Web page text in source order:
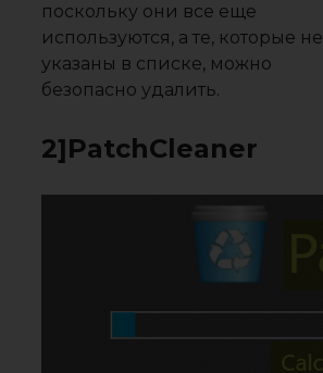
поскольку они все еще
используются, а те, которые не
указаны в списке, можно
безопасно удалить.
2]PatchCleaner